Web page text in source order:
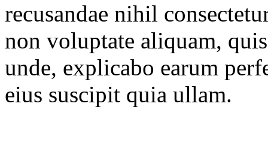
recusandae nihil
non voluptate aliquam,
unde, explicabo earum
eius suscipit quia ullam.